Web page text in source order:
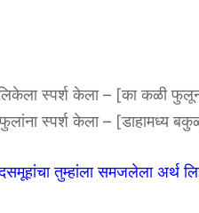
स्पर्श केला – [का कळी
स्पर्श केला – [डाहामध्य
तुम्हांला समजलेला अर्थ